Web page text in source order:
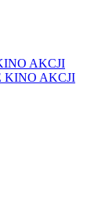
AKCJI
KINO AKCJI